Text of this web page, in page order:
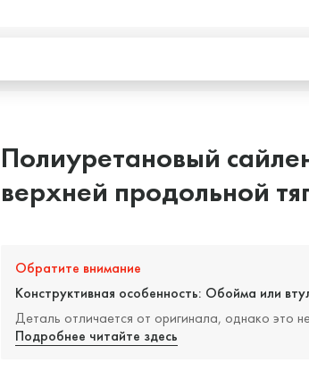
Полиуретановый
верхней продольной
Обратите внимание
Конструктивная особенность: Обойма или
Деталь отличается от оригинала, однако это
Подробнее читайте здесь